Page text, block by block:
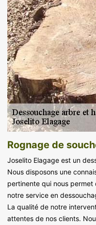
Rognage de
Joselito Elagage est un
Nous disposons une
pertinente qui nous permet
notre service en
La qualité de notre
attentes de nos clients.